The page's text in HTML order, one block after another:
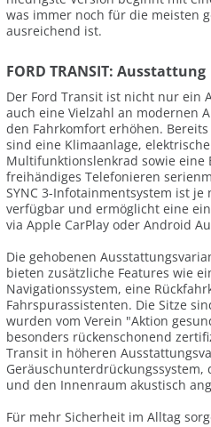
was immer noch für die meisten
ausreichend ist.
FORD TRANSIT: Ausstattung
Der Ford Transit ist nicht nur ein
auch eine Vielzahl an modernen
den Fahrkomfort erhöhen.
sind eine Klimaanlage,
Multifunktionslenkrad sowie
freihändiges Telefonieren
SYNC 3-Infotainmentsystem ist
verfügbar und ermöglicht eine
via Apple CarPlay oder Android
Die gehobenen
bieten zusätzliche Features wie
Navigationssystem, eine
Fahrspurassistenten. Die Sitze
wurden vom Verein "Aktion
besonders rückenschonend
Transit in höheren
und den Innenraum akustisch
Für mehr Sicherheit im Alltag